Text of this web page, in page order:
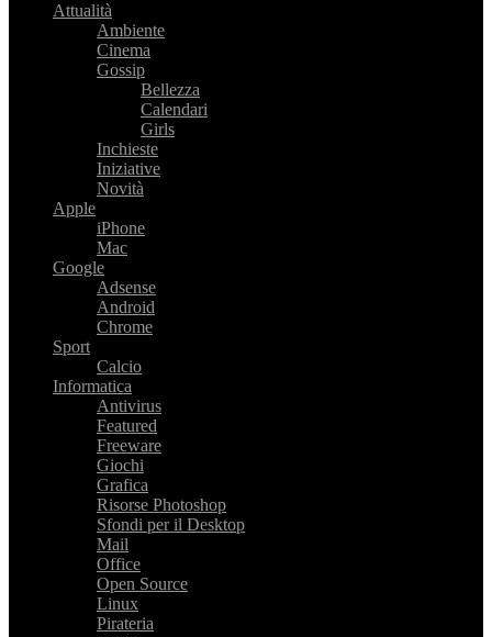
Attualità
Ambiente
Cinema
Gossip
Bellezza
Calendari
Girls
Inchieste
Iniziative
Novità
Apple
iPhone
Mac
Google
Adsense
Android
Chrome
Sport
Calcio
Informatica
Antivirus
Featured
Freeware
Giochi
Grafica
Risorse Photoshop
Sfondi per il Desktop
Mail
Office
Open Source
Linux
Pirateria